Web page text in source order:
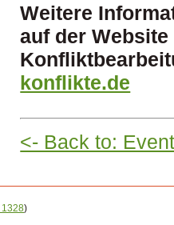
Weitere
auf der
konflikte.de
<- Back to:
)